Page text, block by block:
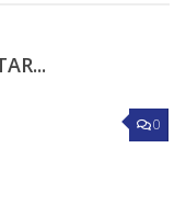
0